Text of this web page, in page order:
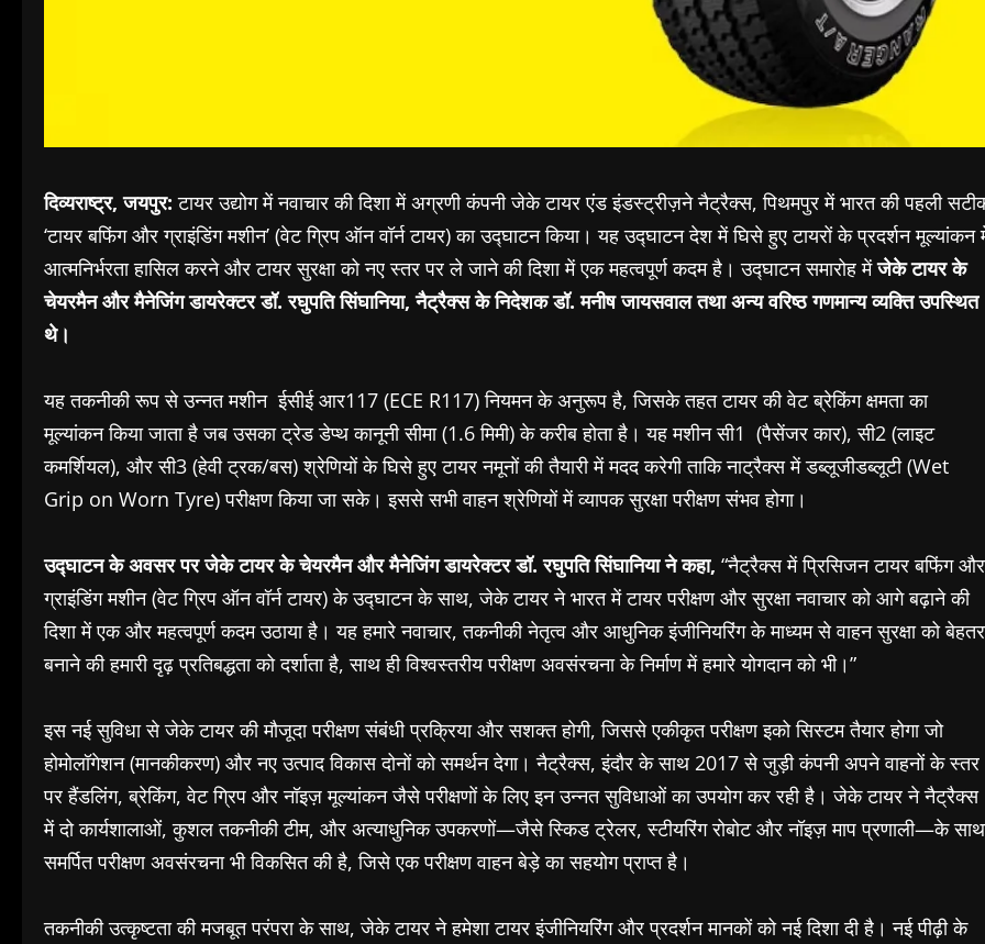
दिव्यराष्ट्र, जयपुर: टायर उद्योग में नवाचार की दिशा में अग्रणी कंपनी जेके टायर एंड इंडस्ट्रीज़ने नैट्रैक्स, पिथमपुर में भारत की पहली
‘टायर बफिंग और ग्राइंडिंग मशीन’ (वेट ग्रिप ऑन वॉर्न टायर) का उद्घाटन किया। यह उद्घाटन देश में घिसे हुए टायरों के प्रदर्शन मूल्यांकन
आत्मनिर्भरता हासिल करने और टायर सुरक्षा को नए स्तर पर ले जाने की दिशा में एक महत्वपूर्ण कदम है। उद्घाटन समारोह मेंजेके टायर के
चेयरमैन और मैनेजिंग डायरेक्टर डॉ. रघुपति सिंघानिया, नैट्रैक्स के निदेशक डॉ. मनीष जायसवाल तथा अन्य वरिष्ठ गणमान्य व्यक्ति उपस्थित
थे।
यह तकनीकी रूप से उन्नत मशीन ईसीई आर117 (ECE R117) नियमन के अनुरूप है, जिसके तहत टायर की वेट ब्रेकिंग क्षमता का
मूल्यांकन किया जाता है जब उसका ट्रेड डेप्थ कानूनी सीमा (1.6 मिमी) के करीब होता है। यह मशीन सी1 (पैसेंजर कार), सी2 (लाइट
कमर्शियल), और सी3 (हेवी ट्रक/बस) श्रेणियों के घिसे हुए टायर नमूनों की तैयारी में मदद करेगी ताकि नाट्रैक्स में डब्लूजीडब्लूटी (Wet
Grip on Worn Tyre) परीक्षण किया जा सके। इससे सभी वाहन श्रेणियों में व्यापक सुरक्षा परीक्षण संभव होगा।
उद्घाटन के अवसर पर जेके टायर के चेयरमैन और मैनेजिंग डायरेक्टर डॉ. रघुपति सिंघानिया ने कहा, “नैट्रैक्स में प्रिसिजन टायर बफिंग और
ग्राइंडिंग मशीन (वेट ग्रिप ऑन वॉर्न टायर) के उद्घाटन के साथ, जेके टायर ने भारत में टायर परीक्षण और सुरक्षा नवाचार को आगे बढ़ाने की
दिशा में एक और महत्वपूर्ण कदम उठाया है। यह हमारे नवाचार, तकनीकी नेतृत्व और आधुनिक इंजीनियरिंग के माध्यम से वाहन सुरक्षा को बेहतर
बनाने की हमारी दृढ़ प्रतिबद्धता को दर्शाता है, साथ ही विश्वस्तरीय परीक्षण अवसंरचना के निर्माण में हमारे योगदान को भी।”
इस नई सुविधा से जेके टायर की मौजूदा परीक्षण संबंधी प्रक्रिया और सशक्त होगी, जिससे एकीकृत परीक्षण इको सिस्टम तैयार होगा जो
होमोलॉगेशन (मानकीकरण) और नए उत्पाद विकास दोनों को समर्थन देगा। नैट्रैक्स, इंदौर के साथ 2017 से जुड़ी कंपनी अपने वाहनों के स्तर
पर हैंडलिंग, ब्रेकिंग, वेट ग्रिप और नॉइज़ मूल्यांकन जैसे परीक्षणों के लिए इन उन्नत सुविधाओं का उपयोग कर रही है। जेके टायर ने नैट्रैक्स
में दो कार्यशालाओं, कुशल तकनीकी टीम, और अत्याधुनिक उपकरणों—जैसे स्किड ट्रेलर, स्टीयरिंग रोबोट और नॉइज़ माप प्रणाली—के साथ
समर्पित परीक्षण अवसंरचना भी विकसित की है, जिसे एक परीक्षण वाहन बेड़े का सहयोग प्राप्त है।
तकनीकी उत्कृष्टता की मजबूत परंपरा के साथ, जेके टायर ने हमेशा टायर इंजीनियरिंग और प्रदर्शन मानकों को नई दिशा दी है। नई पीढ़ी के